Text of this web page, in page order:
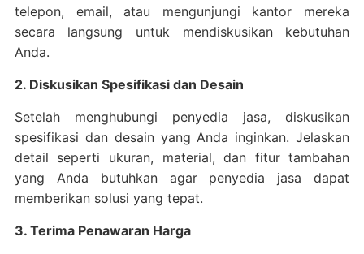
telepon, email, atau mengunjungi kantor mereka
secara langsung untuk mendiskusikan kebutuhan
Anda.
2. Diskusikan Spesifikasi dan Desain
Setelah menghubungi penyedia jasa, diskusikan
spesifikasi dan desain yang Anda inginkan. Jelaskan
detail seperti ukuran, material, dan fitur tambahan
yang Anda butuhkan agar penyedia jasa dapat
memberikan solusi yang tepat.
3. Terima Penawaran Harga